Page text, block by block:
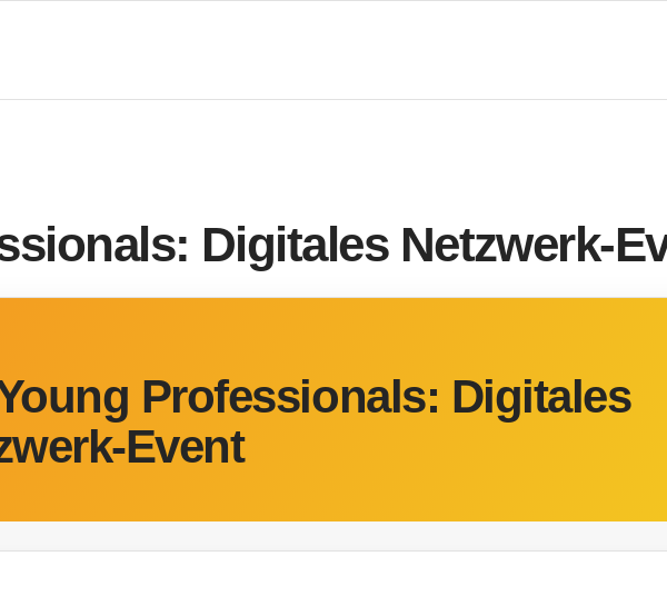
Digitales Netzwerk-
Professionals: Digitales
Event